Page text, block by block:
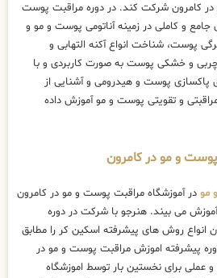
کامرون شرکت کند. در دوره مراقبت پوست
و کاملی در زمینه آناتومی پوست و مو و
پوست، شناخت انواع آکنه التهابی و
و خشکی پوست به صورت کاربردی و با
پاکسازی پوست و هیدرومی و آشنایی از
و تقویتی پوست و مو آموزش داده
و مو در کامرون
مو در آموزشگاه مراقبت پوست و مو در کامرون
آموزش می بیند. هنرجو با شرکت در دوره
انواع روش های پیشرفته اسکین کر را مطابق
پیشرفته اموزش مراقبت پوست و مو در
و عملی برای نخستین بار توسط اموزشگاه